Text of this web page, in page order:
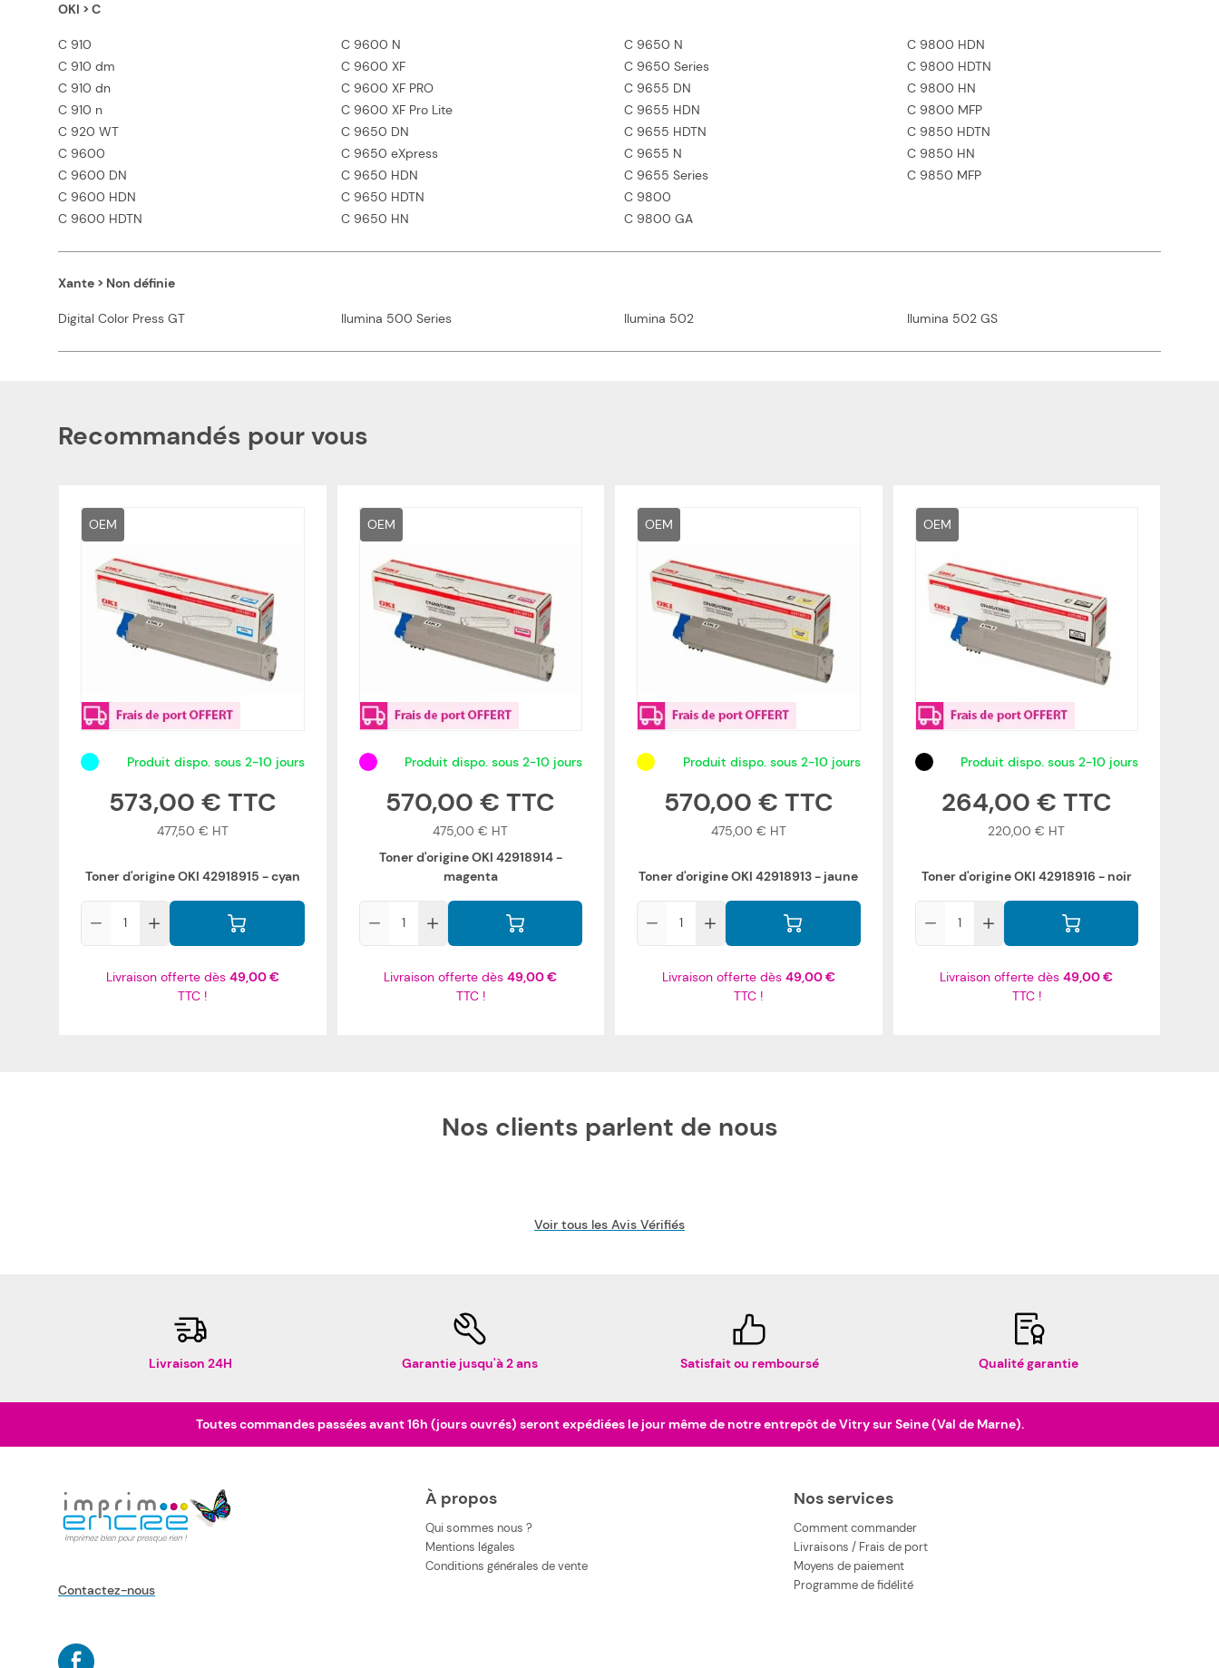
OKI > C
C 910
C 910 dm
C 910 dn
C 910 n
C 920 WT
C 9600
C 9600 DN
C 9600 HDN
C 9600 HDTN
C 9600 N
C 9600 XF
C 9600 XF PRO
C 9600 XF Pro Lite
C 9650 DN
C 9650 eXpress
C 9650 HDN
C 9650 HDTN
C 9650 HN
C 9650 N
C 9650 Series
C 9655 DN
C 9655 HDN
C 9655 HDTN
C 9655 N
C 9655 Series
C 9800
C 9800 GA
C 9800 HDN
C 9800 HDTN
C 9800 HN
C 9800 MFP
C 9850 HDTN
C 9850 HN
C 9850 MFP
Xante > Non définie
Digital Color Press GT Ilumina 500 Series Ilumina 502 Ilumina 502 GS
Recommandés pour vous
OEM
Produit dispo. sous 2-10 jours
573,00 €
477,50 €
Toner d'origine OKI 42918915 - cyan
Livraison offerte dès 49,00 €
TTC !
OEM
Produit dispo. sous 2-10 jours
570,00 €
475,00 €
Toner d'origine OKI 42918914 -
magenta
Livraison offerte dès49,00 €
TTC !
OEM
Produit dispo. sous 2-10 jours
570,00 €
475,00 €
Toner d'origine OKI 42918913 - jaune
Livraison offerte dès 49,00 €
TTC !
OEM
Produit dispo. sous 2-10 jours
264,00 €
220,00 €
Toner d'origine OKI 42918916 - noir
Livraison offerte dès49,00 €
TTC !
Nos clients parlent de nous
Voir tous les Avis Vérifiés
Livraison 24H Garantie jusqu'à 2 ans Satisfait ou remboursé Qualité garantie
Toutes commandes passées avant 16h (jours ouvrés) seront expédiées le jour même de notre entrepôt de Vitry sur Seine (Val de Marne).
Contactez-nous
À propos
Qui sommes nous ?
Mentions légales
Conditions générales de vente
Nos services
Comment commander
Livraisons / Frais de port
Moyens de paiement
Programme de fidélité